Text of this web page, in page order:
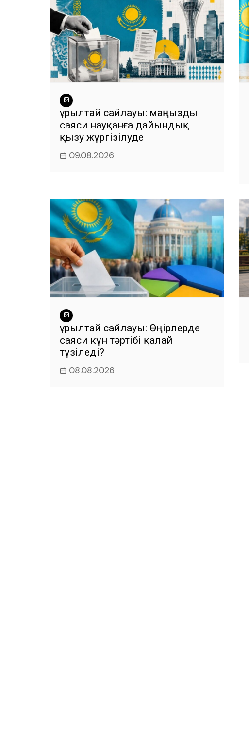
Құрылтай сайлауы: маңызды
саяси науқанға дайындық
қызу жүргізілуде
09.08.2026
Құрылтай сайлауы: Өңірлерде
саяси күн тәртібі қалай
түзіледі?
08.08.2026